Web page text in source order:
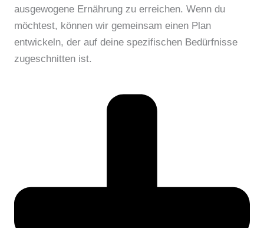
ausgewogene Ernährung zu erreichen. Wenn du
möchtest, können wir gemeinsam einen Plan
entwickeln, der auf deine spezifischen Bedürfnisse
zugeschnitten ist.